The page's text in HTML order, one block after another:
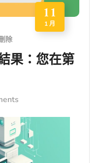
11
1 月
除
果：您在第